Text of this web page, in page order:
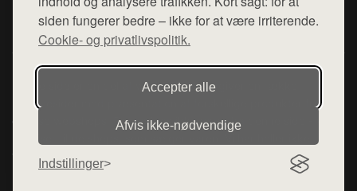
siden fungerer bedre – ikke for at være irriterende.
Cookie- og privatlivspolitik.
Accepter alle
Afvis ikke‑nødvendige
Indstillinger
Cookie- og privatlivspolitik
Denne side er en del af want.dk, der udgiver en række
hjemmesider med præsentation af forskellige produkter fra
diverse webshops. Der sælges ikke varer fra denne side - vi
henviser til de shops, som sælger varen. Vi har heller ikke
varerne på lager.